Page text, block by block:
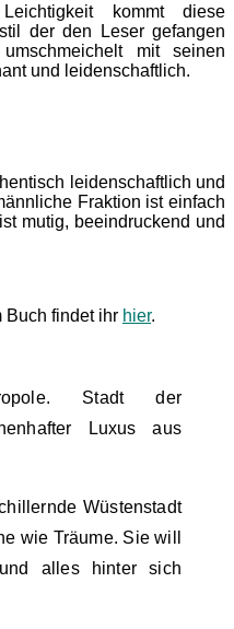
kommt diese
der den Leser gefangen
mit seinen
und leidenschaftlich.
leidenschaftlich und
Fraktion ist einfach
mutig, beeindruckend und
Buch findet ihr hier.
Stadt der
Luxus aus
Wüstenstadt
wie Träume. Sie will
alles hinter sich